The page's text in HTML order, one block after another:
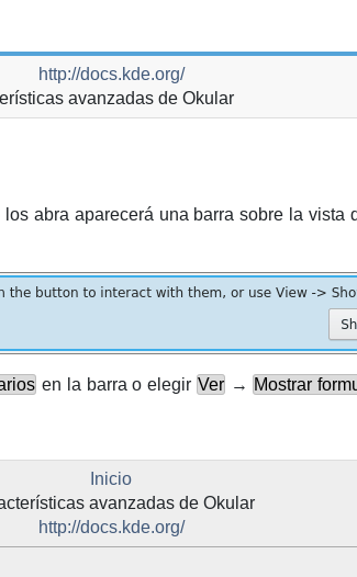
http://docs.kde.org/
avanzadas de Okular
abra aparecerá una barra sobre la vista
en la barra o elegir Ver → Mostrar
Inicio
avanzadas de Okular
http://docs.kde.org/